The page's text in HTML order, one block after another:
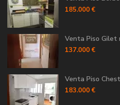
185.000 €
Venta Piso Gilet
137.000 €
Venta Piso
183.000 €